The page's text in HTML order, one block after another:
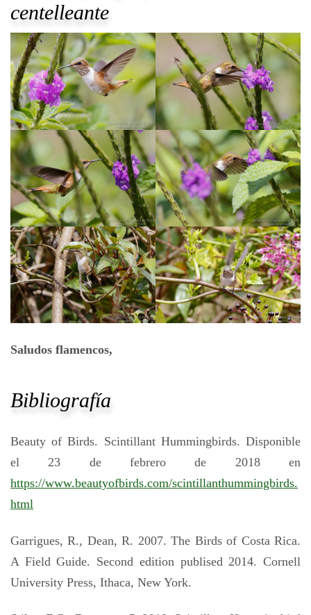
centelleante
Saludos flamencos,
Bibliografía
Beauty of Birds. Scintillant Hummingbirds. Disponible
el 23 de febrero de 2018 en
https://www.beautyofbirds.com/scintillanthummingbirds.
html
Garrigues, R., Dean, R. 2007. The Birds of Costa Rica.
A Field Guide. Second edition publised 2014. Cornell
University Press, Ithaca, New York.